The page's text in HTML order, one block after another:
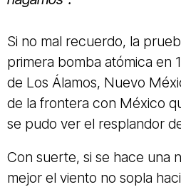
Si no mal recuerdo, la
primera bomba atómica en
de Los Álamos, Nuevo
de la frontera con México
se pudo ver el resplandor
Con suerte, si se hace una
mejor el viento no sopla